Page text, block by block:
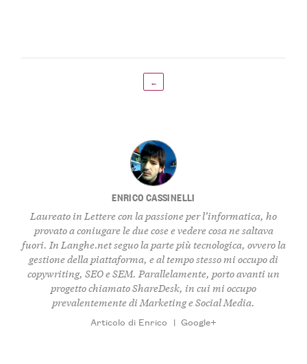
←
ENRICO CASSINELLI
Laureato in Lettere con la passione per l’informatica, ho
provato a coniugare le due cose e vedere cosa ne saltava
fuori. In Langhe.net seguo la parte più tecnologica, ovvero la
gestione della piattaforma, e al tempo stesso mi occupo di
copywriting, SEO e SEM. Parallelamente, porto avanti un
progetto chiamato ShareDesk, in cui mi occupo
prevalentemente di Marketing e Social Media.
Articolo di Enrico | Google+